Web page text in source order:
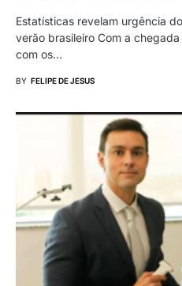
Estatísticas revelam urgência
verão brasileiro Com a
com os…
BY FELIPE DE JESUS